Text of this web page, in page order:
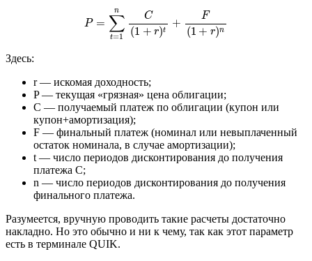
P =
n
∑
t=1
C
(1 + r)t
+
F
(1 + r)n
∑ (1 r)n
Здесь:
r — искомая доходность;
P — текущая «грязная» цена облигации;
C — получаемый платеж по облигации (купон или
купон+амортизация);
F — финальный платеж (номинал или невыплаченный
остаток номинала, в случае амортизации);
t — число периодов дисконтирования до получения
платежа С;
n — число периодов дисконтирования до получения
финального платежа.
Разумеется, вручную проводить такие расчеты достаточно
накладно. Но это обычно и ни к чему, так как этот параметр
есть в терминале QUIK.